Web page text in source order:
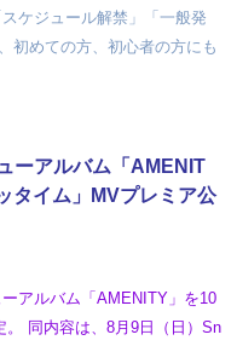
ケジュール解禁」「一般発
初めての方、初心者の方にも
ーアルバム「AMENIT
タイム」MVプレミア公
アルバム「AMENITY」を10
。 同内容は、8月9日（日）Sn